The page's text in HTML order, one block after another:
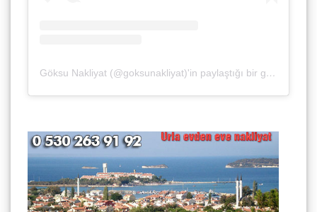
Göksu Nakliyat (@goksunakliyat)'in paylaştığı bir gönderi